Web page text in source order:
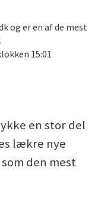
og er en af de mest
15:01
en stor del
lækre nye
den mest